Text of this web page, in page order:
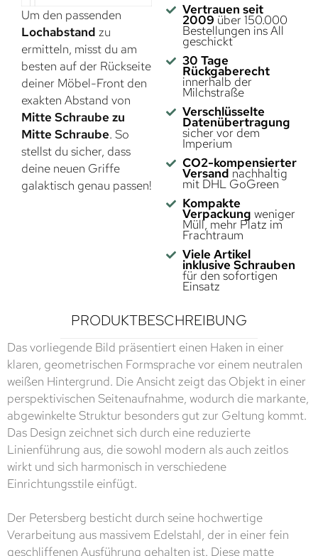
Um den passenden
Lochabstand zu
ermitteln, misst du am
besten auf der Rückseite
deiner Möbel-Front den
exakten Abstand von
Mitte Schraube zu
Mitte Schraube. So
stellst du sicher, dass
deine neuen Griffe
galaktisch genau passen!
Vertrauen seit
2009 über 150.000
Bestellungen ins All
geschickt
30 Tage
Rückgaberecht
innerhalb der
Milchstraße
Verschlüsselte
Datenübertragung
sicher vor dem
Imperium
CO2-kompensierter
Versand nachhaltig
mit DHL GoGreen
Kompakte
Verpackung weniger
Müll, mehr Platz im
Frachtraum
Viele Artikel
inklusive Schrauben
für den sofortigen
Einsatz
PRODUKTBESCHREIBUNG
Das vorliegende Bild präsentiert einen Haken in einer
klaren, geometrischen Formsprache vor einem neutralen
weißen Hintergrund. Die Ansicht zeigt das Objekt in einer
perspektivischen Seitenaufnahme, wodurch die markante,
abgewinkelte Struktur besonders gut zur Geltung kommt.
Das Design zeichnet sich durch eine reduzierte
Linienführung aus, die sowohl modern als auch zeitlos
wirkt und sich harmonisch in verschiedene
Einrichtungsstile einfügt.
Der Petersberg besticht durch seine hochwertige
Verarbeitung aus massivem Edelstahl, der in einer fein
geschliffenen Ausführung gehalten ist. Diese matte